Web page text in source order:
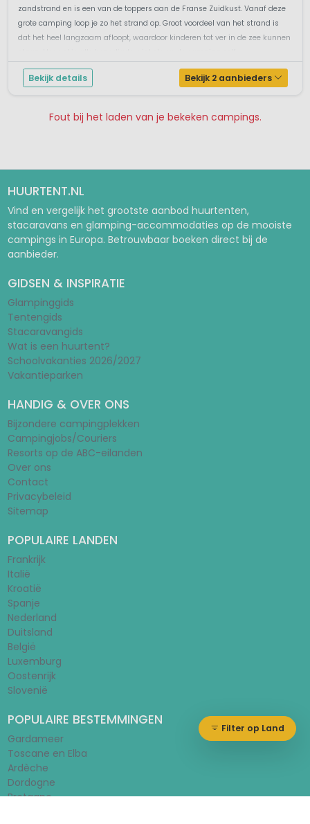
Filter op Land
zandstrand en is een van de toppers aan de Franse Zuidkust. Vanaf deze
grote camping loop je zo het strand op. Groot voordeel van het strand is
dat het heel langzaam afloopt, waardoor kinderen tot ver in de zee kunnen
Bekijk details Bekijk 2 aanbieders
Fout bij het laden van je bekeken campings.
HUURTENT.NL
Vind en vergelijk het grootste aanbod huurtenten,
stacaravans en glamping-accommodaties op de mooiste
campings in Europa. Betrouwbaar boeken direct bij de
aanbieder.
GIDSEN & INSPIRATIE
Glampinggids
Tentengids
Stacaravangids
Wat is een huurtent?
Schoolvakanties 2026/2027
Vakantieparken
HANDIG & OVER ONS
Bijzondere campingplekken
Campingjobs/Couriers
Resorts op de ABC-eilanden
Over ons
Contact
Privacybeleid
Sitemap
POPULAIRE LANDEN
Frankrijk
Italië
Kroatië
Spanje
Nederland
Duitsland
België
Luxemburg
Oostenrijk
Slovenië
POPULAIRE BESTEMMINGEN
Gardameer
Toscane en Elba
Ardèche
Dordogne
Bretagne